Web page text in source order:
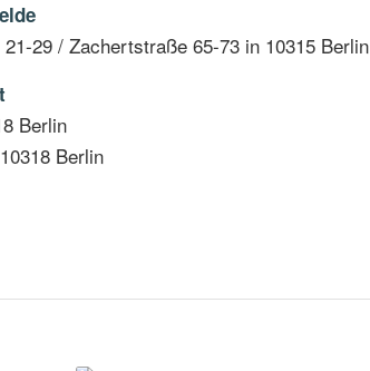
Zachertstraße 65-73 in 10315 Berlin
Berlin